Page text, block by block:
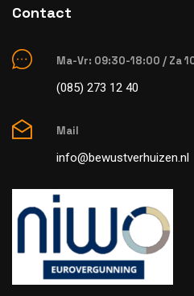
Contact
Ma-Vr: 09:30-18:00 / Za
(085) 273 12 40
Mail
info@bewustverhuizen.nl